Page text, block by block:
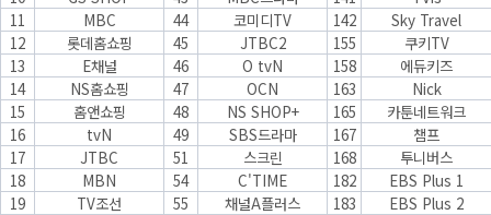
11
MBC 44 코미디TV 142
Sky Travel
12
롯데홈쇼핑 45 JTBC2 155
쿠키TV
13
E채널 46 O tvN 158
에듀키즈
14
NS홈쇼핑 47 OCN 163
Nick
15
홈앤쇼핑 48 NS SHOP+ 165
카툰네트워크
16
tvN 49 SBS드라마 167
챔프
17
JTBC 51 스크린 168
투니버스
18
MBN 54 C'TIME 182
EBS Plus 1
19
TV조선 55 채널A플러스 183
EBS Plus 2